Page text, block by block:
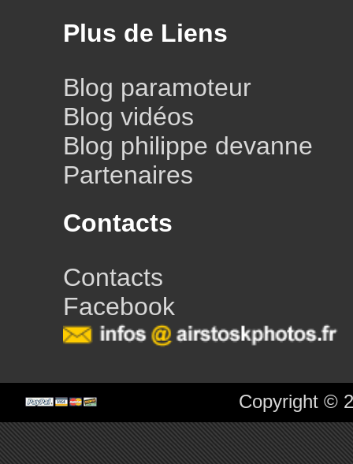
Plus de Liens
Blog paramoteur
Blog vidéos
Blog philippe devanne
Partenaires
Contacts
Contacts
Facebook
Copyright ©